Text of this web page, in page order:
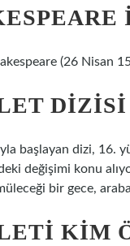
(26 Nisan
DIZISI
başlayan dizi, 16.
değişimi konu
bir gece,
KIM